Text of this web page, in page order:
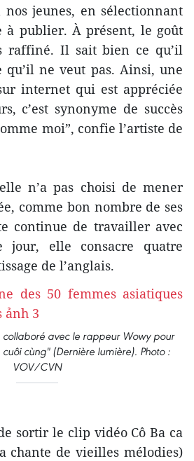
jeunes, en sélectionnant
à publier. À présent, le goût
raffiné. Il sait bien ce qu’il
qu’il ne veut pas. Ainsi, une
internet qui est appréciée
c’est synonyme de succès
moi”, confie l’artiste de
n’a pas choisi de mener
comme bon nombre de ses
continue de travailler avec
jour, elle consacre quatre
de l’anglais.
collaboré avec le rappeur Wowy pour
cùng" (Dernière lumière). Photo :
VOV/CVN
sortir le clip vidéo Cô Ba ca
chante de vieilles mélodies)